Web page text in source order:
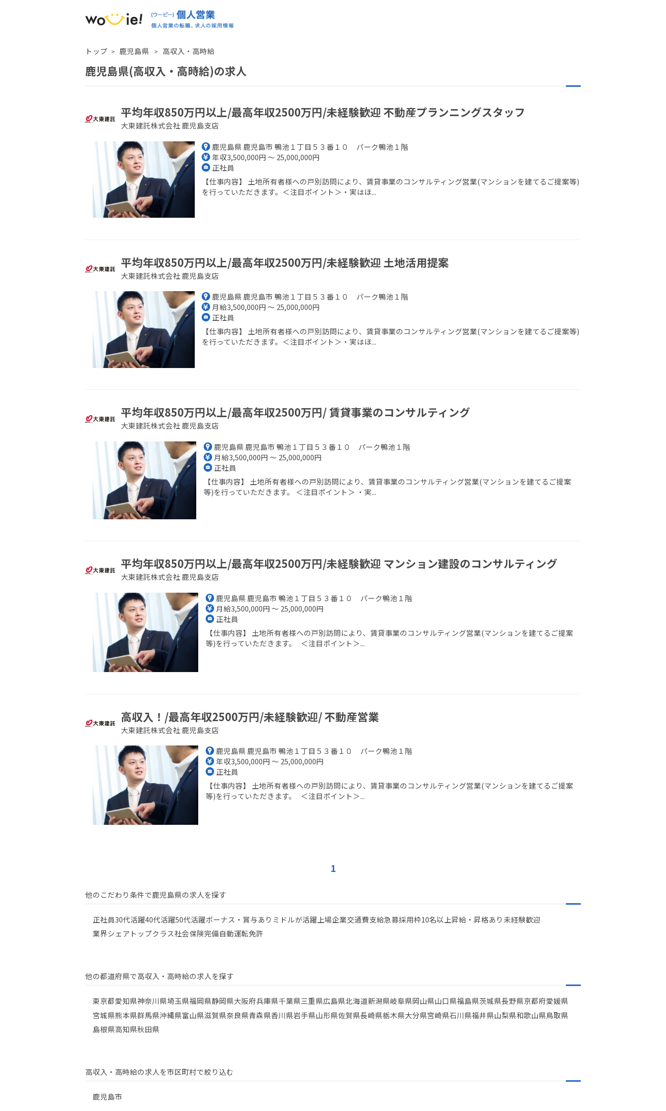
トップ 鹿児島県 高収入・高時給
鹿児島県(高収入・高時給)の求人
平均年収850万円以上/最高年収2500万円/未経験歓迎 不動産プランニングスタッフ
大東建託株式会社 鹿児島支店
鹿児島県 鹿児島市 鴨池１丁目５３番１０ パーク鴨池１階
年収3,500,000円 ～ 25,000,000円
正社員
【仕事内容】 土地所有者様への戸別訪問により、賃貸事業のコンサルティング営業(マンションを建てるご提案等)
を行っていただきます。＜注目ポイント＞・実はほ...
平均年収850万円以上/最高年収2500万円/未経験歓迎 土地活用提案
大東建託株式会社 鹿児島支店
鹿児島県 鹿児島市 鴨池１丁目５３番１０ パーク鴨池１階
月給3,500,000円 ～ 25,000,000円
正社員
【仕事内容】 土地所有者様への戸別訪問により、賃貸事業のコンサルティング営業(マンションを建てるご提案等)
を行っていただきます。＜注目ポイント＞・実はほ...
平均年収850万円以上/最高年収2500万円/ 賃貸事業のコンサルティング
大東建託株式会社 鹿児島支店
鹿児島県 鹿児島市 鴨池１丁目５３番１０ パーク鴨池１階
月給3,500,000円 ～ 25,000,000円
正社員
【仕事内容】 土地所有者様への戸別訪問により、賃貸事業のコンサルティング営業(マンションを建てるご提案
等)を行っていただきます。 ＜注目ポイント＞ ・実...
平均年収850万円以上/最高年収2500万円/未経験歓迎 マンション建設のコンサルティング
大東建託株式会社 鹿児島支店
鹿児島県 鹿児島市 鴨池１丁目５３番１０ パーク鴨池１階
月給3,500,000円 ～ 25,000,000円
正社員
【仕事内容】 土地所有者様への戸別訪問により、賃貸事業のコンサルティング営業(マンションを建てるご提案
等)を行っていただきます。 ＜注目ポイント＞...
高収入！/最高年収2500万円/未経験歓迎/ 不動産営業
大東建託株式会社 鹿児島支店
鹿児島県 鹿児島市 鴨池１丁目５３番１０ パーク鴨池１階
年収3,500,000円 ～ 25,000,000円
正社員
【仕事内容】 土地所有者様への戸別訪問により、賃貸事業のコンサルティング営業(マンションを建てるご提案
等)を行っていただきます。 ＜注目ポイント＞...
1
他のこだわり条件で鹿児島県の求人を探す
正社員30代活躍40代活躍50代活躍ボーナス・賞与あり ミドルが活躍 上場企業交通費支給急募採用枠10名以上昇給・昇格あり 未経験歓迎
業界シェアトップクラス社会保険完備自動運転免許
他の都道府県で高収入・高時給の求人を探す
東京都愛知県神奈川県埼玉県福岡県静岡県大阪府兵庫県千葉県三重県広島県北海道新潟県岐阜県岡山県山口県福島県茨城県長野県京都府愛媛県
宮城県熊本県群馬県沖縄県富山県滋賀県奈良県青森県香川県岩手県山形県佐賀県長崎県栃木県大分県宮崎県石川県福井県山梨県和歌山県鳥取県
島根県高知県秋田県
高収入・高時給の求人を市区町村で絞り込む
鹿児島市